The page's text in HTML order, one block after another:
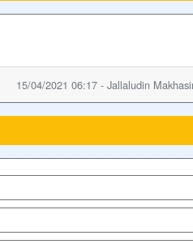
15/04/2021 06:17 - Jallaludin